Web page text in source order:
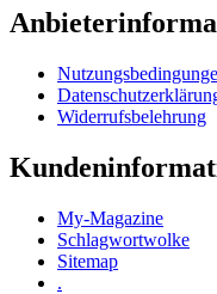
Widerrufsbelehrung
My-Magazine
Schlagwortwolke
Sitemap
.